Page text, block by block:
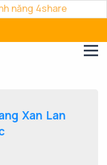
năng 4share
Xan Lan